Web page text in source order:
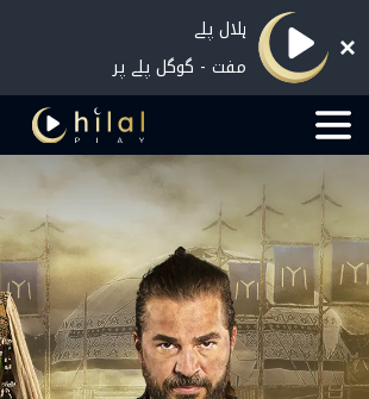
ہلال پلے
مفت - گوگل پلے پر